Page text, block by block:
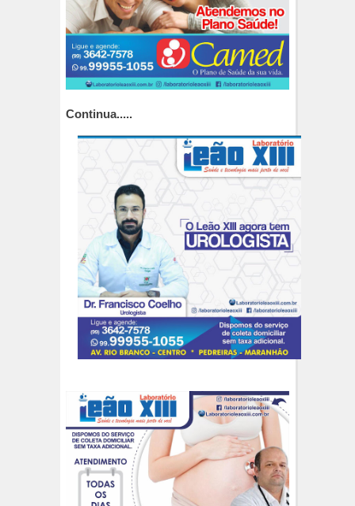
Continua.....